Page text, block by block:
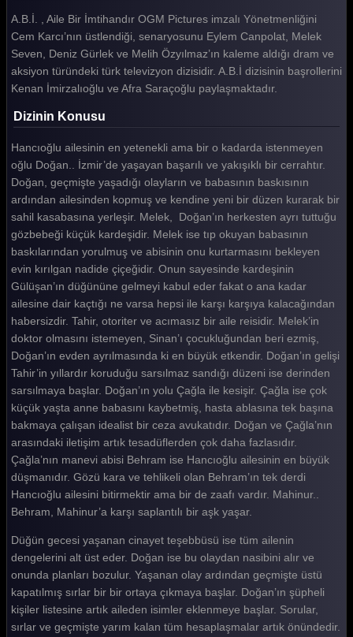
A.B.İ. , Aile Bir İmtihandır OGM Pictures imzalı Yönetmenliğini
Cem Karcı’nın üstlendiği, senaryosunu Eylem Canpolat, Melek
Seven, Deniz Gürlek ve Melih Özyılmaz’ın kaleme aldığı dram ve
aksiyon türündeki türk televizyon dizisidir. A.B.İ dizisinin başrollerini
Kenan İmirzalıoğlu ve Afra Saraçoğlu paylaşmaktadır.
Dizinin Konusu
Hancıoğlu ailesinin en yetenekli ama bir o kadarda istenmeyen
oğlu Doğan.. İzmir’de yaşayan başarılı ve yakışıklı bir cerrahtır.
Doğan, geçmişte yaşadığı olayların ve babasının baskısının
ardından ailesinden kopmuş ve kendine yeni bir düzen kurarak bir
sahil kasabasına yerleşir. Melek, Doğan’ın herkesten ayrı tuttuğu
gözbebeği küçük kardeşidir. Melek ise tıp okuyan babasının
baskılarından yorulmuş ve abisinin onu kurtarmasını bekleyen
evin kırılgan nadide çiçeğidir. Onun sayesinde kardeşinin
Gülüşan’ın düğününe gelmeyi kabul eder fakat o ana kadar
ailesine dair kaçtığı ne varsa hepsi ile karşı karşıya kalacağından
habersizdir. Tahir, otoriter ve acımasız bir aile reisidir. Melek’in
doktor olmasını istemeyen, Sinan’ı çocukluğundan beri ezmiş,
Doğan’ın evden ayrılmasında ki en büyük etkendir. Doğan’ın gelişi
Tahir’in yıllardır koruduğu sarsılmaz sandığı düzeni ise derinden
sarsılmaya başlar. Doğan’ın yolu Çağla ile kesişir. Çağla ise çok
küçük yaşta anne babasını kaybetmiş, hasta ablasına tek başına
bakmaya çalışan idealist bir ceza avukatıdır. Doğan ve Çağla’nın
arasındaki iletişim artık tesadüflerden çok daha fazlasıdır.
Çağla’nın manevi abisi Behram ise Hancıoğlu ailesinin en büyük
düşmanıdır. Gözü kara ve tehlikeli olan Behram’ın tek derdi
Hancıoğlu ailesini bitirmektir ama bir de zaafı vardır. Mahinur..
Behram, Mahinur’a karşı saplantılı bir aşk yaşar.
Düğün gecesi yaşanan cinayet teşebbüsü ise tüm ailenin
dengelerini alt üst eder. Doğan ise bu olaydan nasibini alır ve
onunda planları bozulur. Yaşanan olay ardından geçmişte üstü
kapatılmış sırlar bir bir ortaya çıkmaya başlar. Doğan’ın şüpheli
kişiler listesine artık aileden isimler eklenmeye başlar. Sorular,
sırlar ve geçmişte yarım kalan tüm hesaplaşmalar artık önündedir.